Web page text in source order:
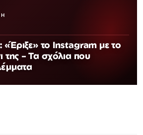
το Instagram με το
της – Τα σχόλια που